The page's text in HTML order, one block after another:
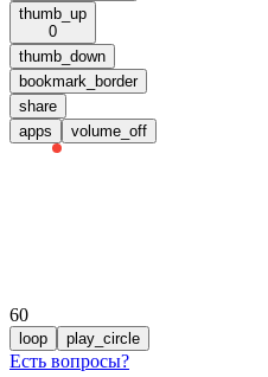
thumb_up
0
thumb_down
bookmark_border
share
apps
volume_off
60
loop play_circle
Есть вопросы?